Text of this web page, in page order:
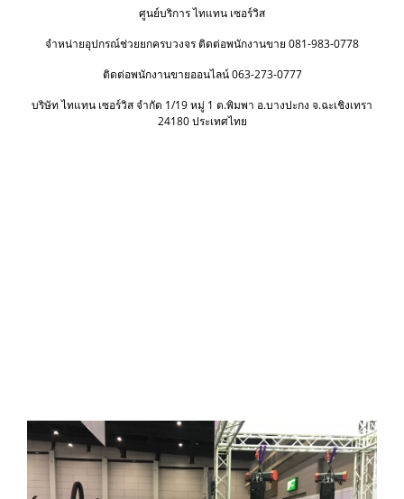
ศูนย์บริการ ไทแทน เซอร์วิส
จำหน่ายอุปกรณ์ช่วยยกครบวงจร ติดต่อพนักงานขาย 081-983-0778
ติดต่อพนักงานขายออนไลน์ 063-273-0777
บริษัท ไทแทน เซอร์วิส จำกัด 1/19 หมู่ 1 ต.พิมพา อ.บางปะกง จ.ฉะเชิงเทรา
24180 ประเทศไทย